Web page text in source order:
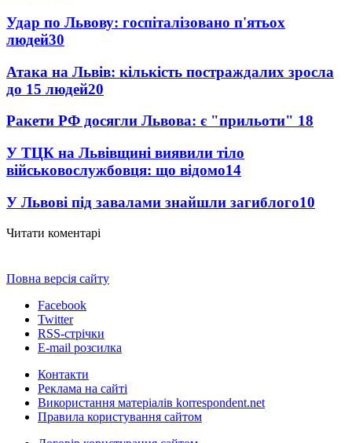
Удар по Львову: госпіталізовано п'ятьох
людей30
Атака на Львів: кількість постраждалих зросла
до 15 людей20
Ракети РФ досягли Львова: є "прильоти" 18
У ТЦК на Львівщині виявили тіло
військовослужбовця: що відомо14
У Львові під завалами знайшли загиблого10
Читати коментарі
Повна версія сайту
Facebook
Twitter
RSS-стрічки
E-mail розсилка
Контакти
Реклама на сайті
Використання матеріалів korrespondent.net
Правила користування сайтом